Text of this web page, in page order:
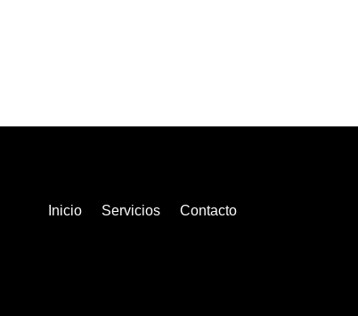
Inicio Servicios Contacto